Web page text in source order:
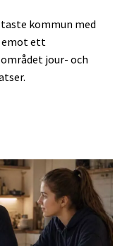
kommun med
emot ett
jour- och